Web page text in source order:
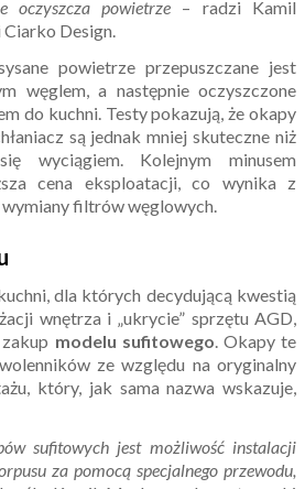
oczyszcza powietrze – radzi Kamil
Design.
powietrze przepuszczane jest
węglem, a następnie oczyszczone
do kuchni. Testy pokazują, że okapy
są jednak mniej skuteczne niż
wyciągiem. Kolejnym minusem
cena eksploatacji, co wynika z
filtrów węglowych.
dla których decydującą kwestią
wnętrza i „ukrycie” sprzętu AGD,
modelu sufitowego. Okapy te
ze względu na oryginalny
który, jak sama nazwa wskazuje,
sufitowych jest możliwość instalacji
za pomocą specjalnego przewodu,